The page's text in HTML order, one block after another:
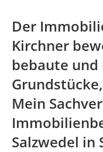
Der
Kirchner
bebaute
Mein
Salzwedel in